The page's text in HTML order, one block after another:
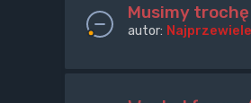
Musimy
autor: